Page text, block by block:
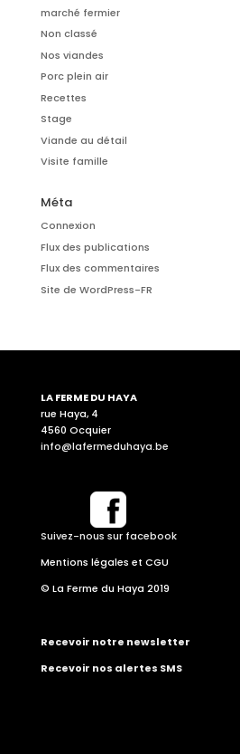
marché fermier
Non classé
Nos viandes
Porc plein air
Recettes
Stage
Viande au détail
Visite famille
Méta
Connexion
Flux des publications
Flux des commentaires
Site de WordPress-FR
LA FERME DU HAYA
rue Haya, 4
4560 Ocquier
info@lafermeduhaya.be
Suivez-nous sur facebook
Mentions légales et CGU
© La Ferme du Haya 2019
Recevoir notre newsletter
Recevoir nos alertes SMS